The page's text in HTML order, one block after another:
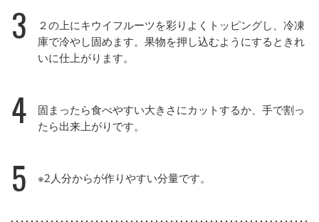
3
２の上にキウイフルーツを彩りよくトッピングし、冷凍
庫で冷やし固めます。果物を押し込むようにするときれ
いに仕上がります。
4
固まったら食べやすい大きさにカットするか、手で割っ
たら出来上がりです。
5 ※2人分からが作りやすい分量です。